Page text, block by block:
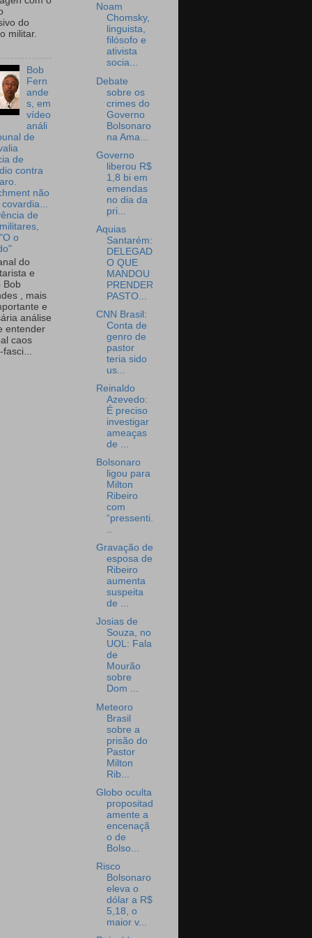
do
militar.
Bob
Fern
ande
s, em
vídeo
análi
de
de
contra
não
de
o
do
e
Bob
, mais
e
análise
entender
caos
Noam
Chomsky,
linguista,
filósofo e
ativista
socia...
Debate
sobre os
crimes do
Governo
Bolsonaro
na Ama...
Governo
liberou R$
1,8 bi em
emendas
no dia da
pri...
Aquias
Santarém:
DELEGAD
O QUE
MANDOU
PRENDER
PASTO...
CNN Brasil:
Conta de
genro de
pastor
teria sido
us...
Reinaldo
Azevedo:
É preciso
investigar
ameaças
de ...
Bolsonaro
ligou para
Milton
Ribeiro
com
“pressenti.
..
Gravação de
esposa de
Ribeiro
aumenta
suspeita
de ...
Josias de
Souza, no
UOL: Fala
de
Mourão
sobre
Dom ...
Meteoro
Brasil
sobre a
prisão do
Pastor
Milton
Rib...
Globo oculta
propositad
amente a
encenaçã
o de
Bolso...
Risco
Bolsonaro
eleva o
dólar a R$
5,18, o
maior v...